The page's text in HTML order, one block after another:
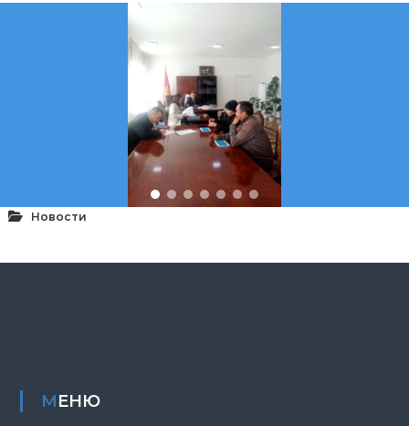
Новости
МЕНЮ